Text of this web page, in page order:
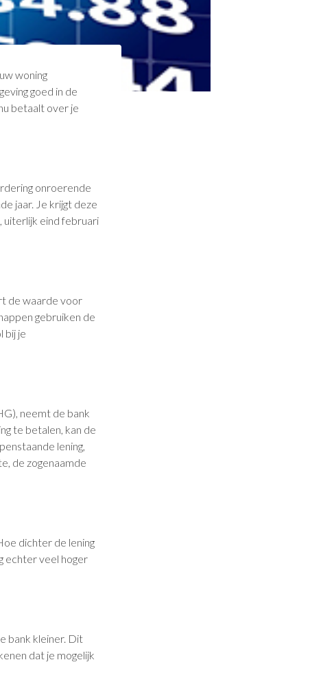
woning
goed in de
betaalt over je
onroerende
jaar. Je krijgt deze
uiterlijk eind februari
de waarde voor
gebruiken de
bij je
neemt de bank
te betalen, kan de
lening,
de zogenaamde
dichter de lening
echter veel hoger
bank kleiner. Dit
dat je mogelijk